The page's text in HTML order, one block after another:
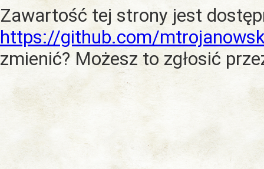
Zawartość tej strony jest
https://github.com/
zmienić? Możesz to zgłosić